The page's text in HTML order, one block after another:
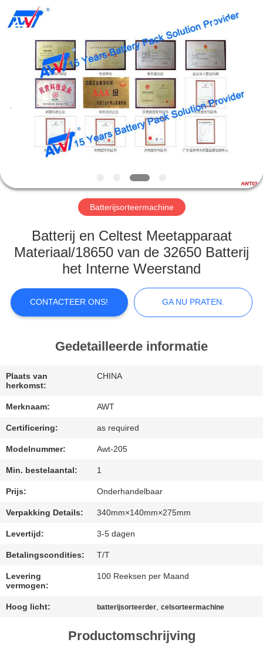
THUIS
PRODUCTEN
OVER
RONDLEIDING
FABRIEK
KWALITEITSCONTROLE
NEEM
CONTACT
ONS
OP
GA
NU
PRATEN.
SITEMAP
PRIVACY
POLICY
(Xiamen)
Intelligent
Equipment
Batterijsorteermachine
Batterij en Celtest Meetapparaat
Materiaal/18650 van de 32650 Batterij
het Interne Weerstand
CONTACTEER ONS! GA NU PRATEN.
Gedetailleerde informatie
Plaats van
herkomst:
CHINA
Merknaam: AWT
Certificering: as required
Modelnummer: Awt-205
Min. bestelaantal: 1
Prijs: Onderhandelbaar
Verpakking Details: 340mm×140mm×275mm
Levertijd: 3-5 dagen
Betalingscondities: T/T
Levering
vermogen:
100 Reeksen per Maand
Hoog licht: batterijsorteerder ,celsorteermachine
Productomschrijving